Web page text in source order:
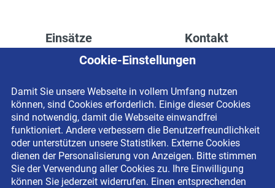
Einsätze
Höhenzugang für
Drainage verlegen
Fassadenreinigung
Terrasse anlegen
Ladenbau
Kontakt
Kontaktformular
Impressum
Datenschutzerklärung
Newsletter-Anmeldung
Cookie-Einstellungen
Damit Sie unsere Webseite in vollem Umfang nutzen
können, sind Cookies erforderlich. Einige dieser Cookies
sind notwendig, damit die Webseite einwandfrei
funktioniert. Andere verbessern die Benutzerfreundlichkeit
oder unterstützen unsere Statistiken. Externe Cookies
dienen der Personalisierung von Anzeigen. Bitte stimmen
Sie der Verwendung aller Cookies zu. Ihre Einwilligung
können Sie jederzeit widerrufen. Einen entsprechenden